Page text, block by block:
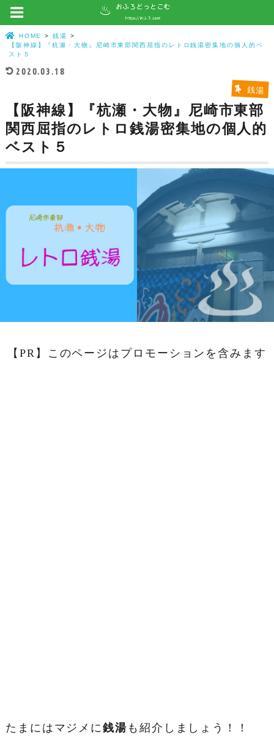
HOME
銭湯
【阪神線】『杭瀬・大物』尼崎市東部関西屈指のレトロ銭湯密集地の個人的ベ
スト５
2020.03.18
銭湯
【阪神線】『杭瀬・大物』尼崎市東部
関西屈指のレトロ銭湯密集地の個人的
ベスト５
【PR】このページはプロモーションを含みます
たまにはマジメに銭湯 も紹介しましょう！！